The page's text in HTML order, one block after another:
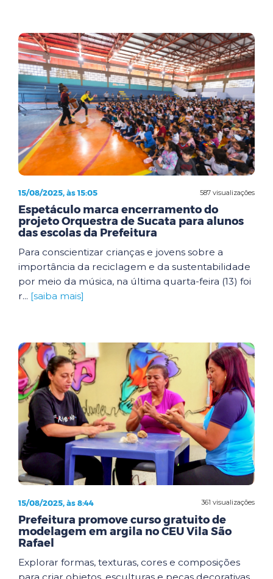
587 visualizações
15/08/2025, às 15:05
Espetáculo marca encerramento do
projeto Orquestra de Sucata para alunos
das escolas da Prefeitura
Para conscientizar crianças e jovens sobre a
importância da reciclagem e da sustentabilidade
por meio da música, na última quarta-feira (13) foi
r... [saiba mais]
361 visualizações
15/08/2025, às 8:44
Prefeitura promove curso gratuito de
modelagem em argila no CEU Vila São
Rafael
Explorar formas, texturas, cores e composições
para criar objetos, esculturas e peças decorativas,